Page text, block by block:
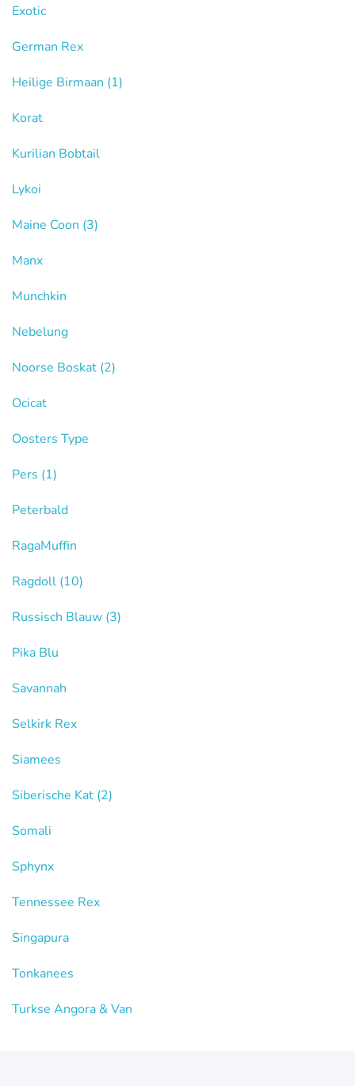
Exotic
German Rex
Heilige Birmaan (1)
Korat
Kurilian Bobtail
Lykoi
Maine Coon (3)
Manx
Munchkin
Nebelung
Noorse Boskat (2)
Ocicat
Oosters Type
Pers (1)
Peterbald
RagaMuffin
Ragdoll (10)
Russisch Blauw (3)
Pika Blu
Savannah
Selkirk Rex
Siamees
Siberische Kat (2)
Somali
Sphynx
Tennessee Rex
Singapura
Tonkanees
Turkse Angora & Van